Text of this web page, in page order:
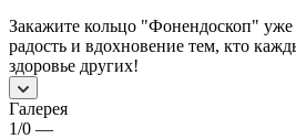
Закажите кольцо "Фонендоскоп" уже
радость и вдохновение тем, кто
здоровье других!
Галерея
1/0 —